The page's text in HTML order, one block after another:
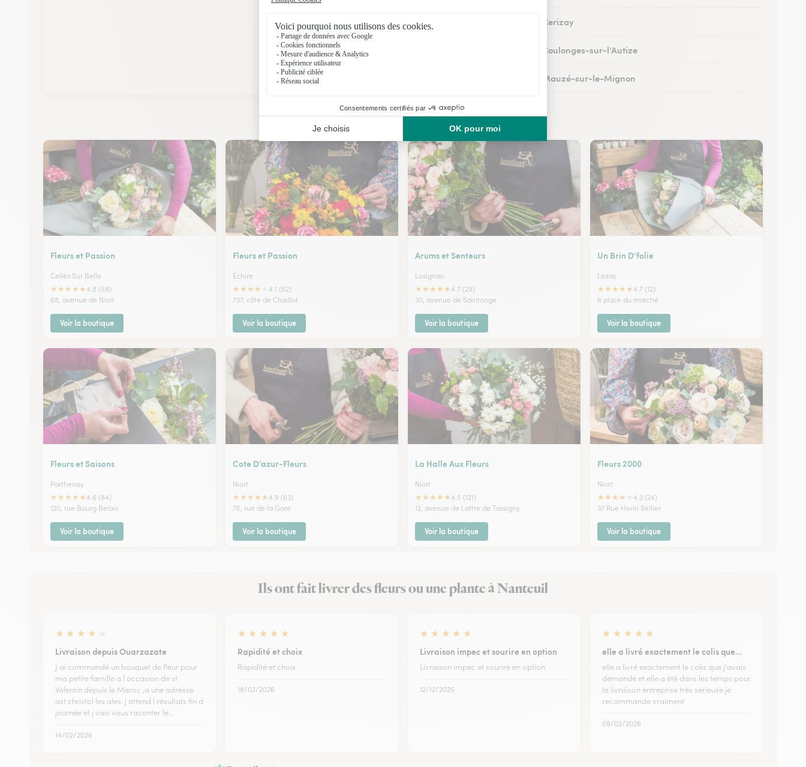
Fleuristes à Cerizay
Fleuristes à Coulonges-sur-l’Autize
Fleuristes à Mauzé-sur-le-Mignon
Fleuristes à Celles-sur-Belle
Nos fleuristes à Nanteuil
Fleurs et Passion
Celles Sur Belle
★★★★★4.8 (58)
68, avenue de Niort
Voir la boutique
Fleurs et Passion
Echire
★★★★
4.1 (52)
737, côte de Chaillot
Voir la boutique
Arums et Senteurs
Lusignan
★★★★★4.7 (29)
30, avenue de Saintonge
Voir la boutique
Un Brin D’folie
Lezay
★★★★★4.7 (12)
6 place du marché
Voir la boutique
Fleurs et Saisons
Parthenay
★★★★★4.6 (84)
120, rue Bourg Belais
Voir la boutique
Cote D’azur-Fleurs
Niort
★★★★★4.9 (63)
76, rue de la Gare
Voir la boutique
La Halle Aux Fleurs
Niort
★★★★★4.5 (121)
12, avenue de Lattre de Tassigny
Voir la boutique
Fleurs 2000
Niort
★★★★
4.3 (24)
37 Rue Henri Sellier
Voir la boutique
Ils ont fait livrer des fleurs ou une plante à Nanteuil
★ ★ ★ ★
Livraison depuis Ouarzazate
J ai commandé un bouquet de fleur pour
ma petite famille a l occasion de st
Valentin depuis le Maroc ,a une adresse
ast christol les ales. j attend l résultats fin d
journée et j vais vous raconter le…
14/02/2026
★ ★ ★ ★ ★
Rapidité et choix
Rapidité et choix
18/02/2026
★ ★ ★ ★ ★
Livraison impec et sourire en option
Livraison impec et sourire en option
12/12/2025
★ ★ ★ ★ ★
elle a livré exactement le colis que…
elle a livré exactement le colis que j'avais
demandé et elle a été dans les temps pour
la livraison entreprise très sérieuse je
recommande vraiment
09/02/2026